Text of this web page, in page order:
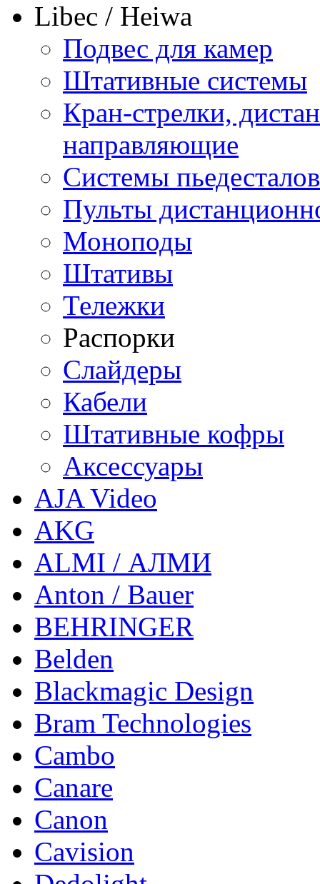
Libec / Heiwa
Подвес для камер
Штативные системы
Кран-стрелки,
направляющие
Системы пьедесталов
Пульты
Моноподы
Штативы
Тележки
Распорки
Слайдеры
Кабели
Штативные кофры
Аксессуары
AJA Video
AKG
ALMI / АЛМИ
Anton / Bauer
BEHRINGER
Belden
Blackmagic Design
Bram Technologies
Cambo
Canare
Canon
Cavision